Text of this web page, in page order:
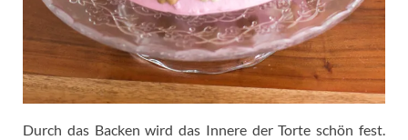
Durch das Backen wird das Innere der Torte schön fest.